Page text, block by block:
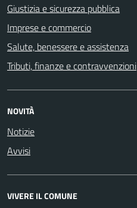
Giustizia e sicurezza pubblica
Imprese e commercio
Salute, benessere e assistenza
Tributi, finanze e contravvenzioni
NOVITÀ
Notizie
Avvisi
VIVERE IL COMUNE